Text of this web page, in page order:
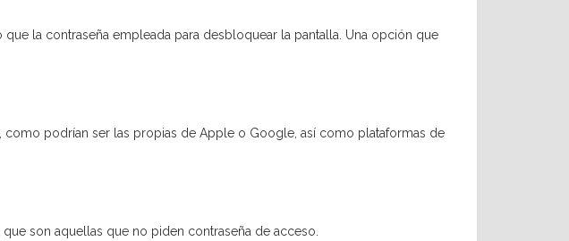
la contraseña empleada para desbloquear la pantalla. Una opción que
podrían ser las propias de Apple o Google, así como plataformas de
son aquellas que no piden contraseña de acceso.